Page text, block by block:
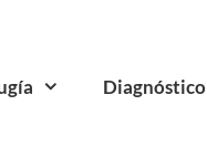
Diagnóstico